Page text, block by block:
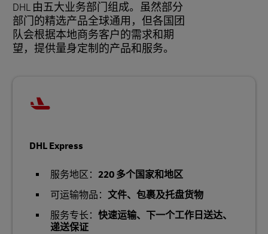
DHL 由五大业务部门组成。虽然部分
部门的精选产品全球通用，但各国团
队会根据本地商务客户的需求和期
望，提供量身定制的产品和服务。
DHL Express
服务地区： 220 多个国家和地区
可运输物品： 文件、包裹及托盘货物
服务专长： 快速运输、下一个工作日送达、
递送保证